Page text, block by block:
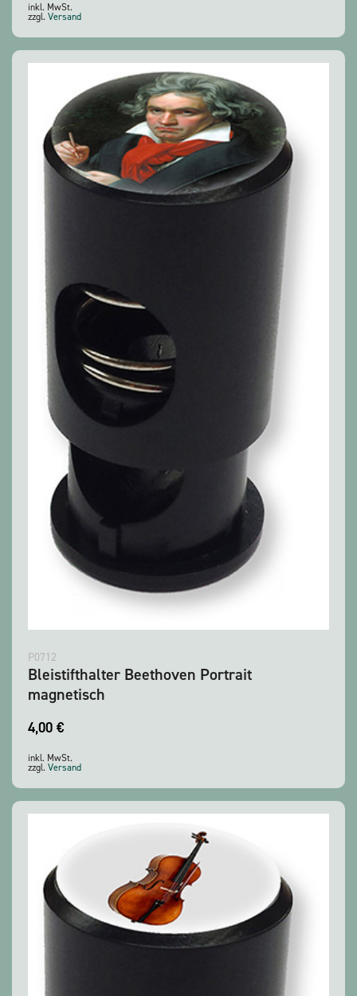
inkl. MwSt.
zzgl. Versand
P0712
Bleistifthalter Beethoven Portrait
magnetisch
4,00 €
inkl. MwSt.
zzgl. Versand